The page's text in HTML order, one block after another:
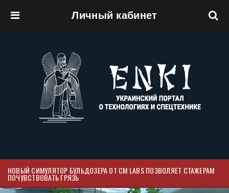
Личный кабинет
НОВЫЙ СИМУЛЯТОР БУЛЬДОЗЕРА ОТ CM LABS ПОЗВОЛЯЕТ СТАЖЕРАМ
ПОЧУВСТВОВАТЬ ГРЯЗЬ